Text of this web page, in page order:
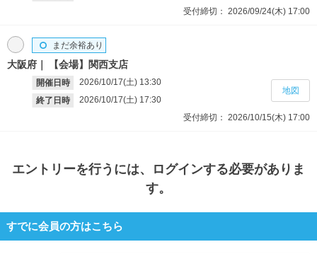
受付締切： 2026/09/24(木) 17:00
大阪府 【会場】関西支店
開催日時 2026/10/17(土) 13:30
終了日時
2026/10/17(土) 17:30
まだ余裕あり
受付締切： 2026/10/15(木) 17:00
地図
エントリーを行うには、ログインする必要がありま
す。
すでに会員の方はこちら